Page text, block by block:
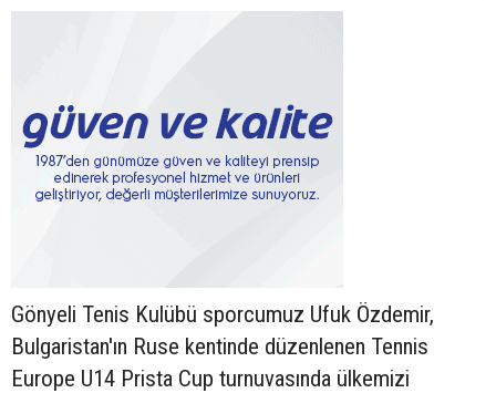
Gönyeli Tenis Kulübü sporcumuz Ufuk Özdemir,
Bulgaristan'ın Ruse kentinde düzenlenen Tennis
Europe U14 Prista Cup turnuvasında ülkemizi